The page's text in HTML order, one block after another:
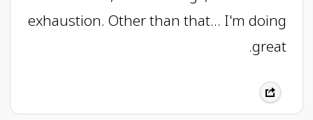
exhaustion. Other than that... I'm doing
great.